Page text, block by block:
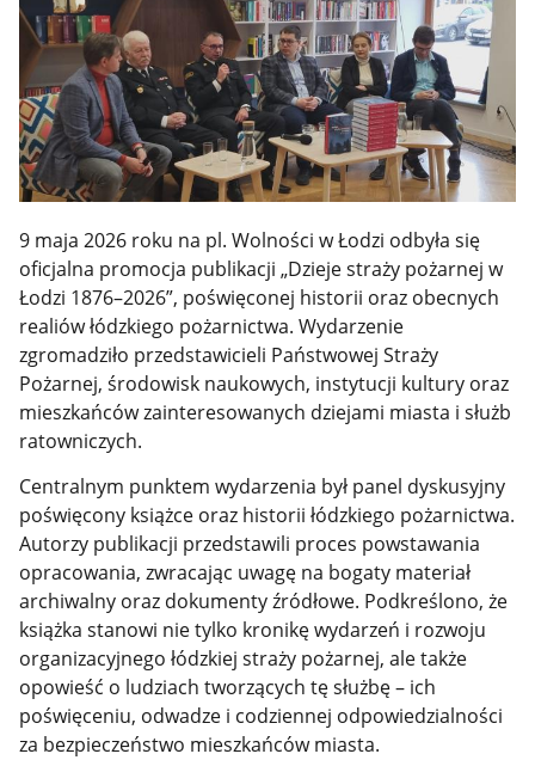
9 maja 2026 roku na pl. Wolności w Łodzi odbyła się
oficjalna promocja publikacji „Dzieje straży pożarnej w
Łodzi 1876–2026”, poświęconej historii oraz obecnych
realiów łódzkiego pożarnictwa. Wydarzenie
zgromadziło przedstawicieli Państwowej Straży
Pożarnej, środowisk naukowych, instytucji kultury oraz
mieszkańców zainteresowanych dziejami miasta i służb
ratowniczych.
Centralnym punktem wydarzenia był panel dyskusyjny
poświęcony książce oraz historii łódzkiego pożarnictwa.
Autorzy publikacji przedstawili proces powstawania
opracowania, zwracając uwagę na bogaty materiał
archiwalny oraz dokumenty źródłowe. Podkreślono, że
książka stanowi nie tylko kronikę wydarzeń i rozwoju
organizacyjnego łódzkiej straży pożarnej, ale także
opowieść o ludziach tworzących tę służbę – ich
poświęceniu, odwadze i codziennej odpowiedzialności
za bezpieczeństwo mieszkańców miasta.